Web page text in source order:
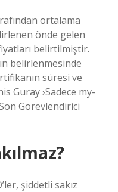
ortalama
önde gelen
belirtilmiştir.
belirlenmesinde
süresi ve
Guray ›Sadece my-
Son Görevlendirici
şiddetli sakız